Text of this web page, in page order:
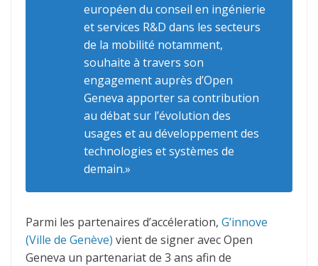
européen du conseil en ingénierie
et services R&D dans les secteurs
de la mobilité notamment,
souhaite à travers son
engagement auprès d’Open
Geneva apporter sa contribution
au débat sur l’évolution des
usages et au développement des
technologies et systèmes de
demain.»
Parmi les partenaires d’accéleration, G’innove
(Ville de Genève) vient de signer avec Open
Geneva un partenariat de 3 ans afin de